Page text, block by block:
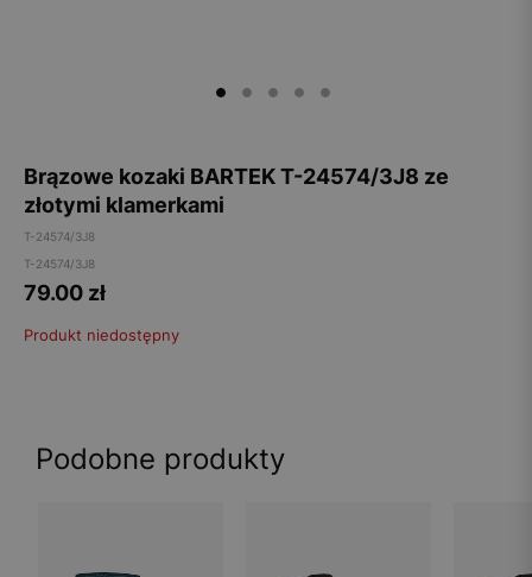
Brązowe kozaki BARTEK T-24574/3J8 ze
złotymi klamerkami
T-24574/3J8
T-24574/3J8
79.00 zł
Produkt niedostępny
Podobne produkty